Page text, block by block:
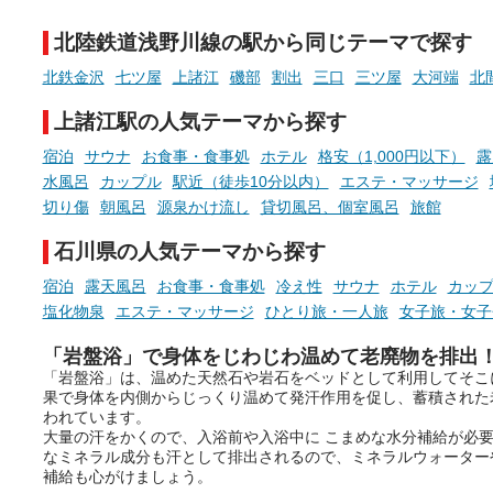
手相やタロットなど気軽に楽し
める占いで、“ととのう”おふろ
時間を、もっと特別に。
北陸鉄道浅野川線の駅から同じテーマで探す
北鉄金沢 七ツ屋 上諸江 磯部 割出 三口 三ツ屋 大河端 北
上諸江駅の人気テーマから探す
宿泊 サウナ お食事・食事処 ホテル 格安（1,000円以下）
水風呂
カップル 駅近（徒歩10分以内） エステ・マッサージ
切り傷
朝風呂 源泉かけ流し 貸切風呂、個室風呂 旅館
石川県の人気テーマから探す
宿泊 露天風呂 お食事・食事処 冷え性 サウナ ホテル
カッ
塩化物泉
エステ・マッサージ ひとり旅・一人旅 女子旅・女
「岩盤浴」で身体をじわじわ温めて老廃物を排出
「岩盤浴」は、温めた天然石や岩石をベッドとして利用してそ
果で身体を内側からじっくり温めて発汗作用を促し、蓄積され
われています。
大量の汗をかくので、入浴前や入浴中に こまめな水分補給が必
なミネラル成分も汗として排出されるので、ミネラルウォータ
補給も心がけましょう。